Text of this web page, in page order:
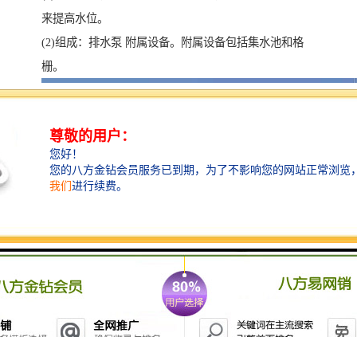
来提高水位。
(2)组成：排水泵 附属设备。附属设备包括集水池和格
栅。